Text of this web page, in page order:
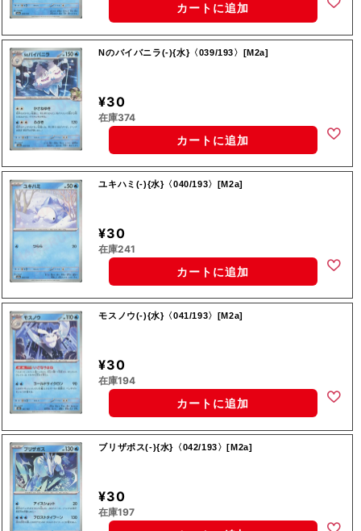
カートに追加
Nのバイバニラ(-){水}〈039/193〉[M2a]
¥30
在庫374
カートに追加
ユキハミ(-){水}〈040/193〉[M2a]
¥30
在庫241
カートに追加
モスノウ(-){水}〈041/193〉[M2a]
¥30
在庫194
カートに追加
ブリザポス(-){水}〈042/193〉[M2a]
¥30
在庫197